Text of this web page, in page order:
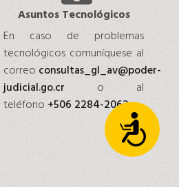
Accesibilidad
Asuntos Tecnológicos
En caso de problemas
tecnológicos comuníquese al
correo consultas_gl_av@poder-
judicial.go.cr
o al
teléfono +506 2284-2062